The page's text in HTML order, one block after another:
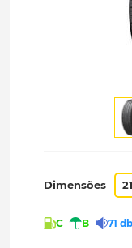
Dimensões
C B 71 db